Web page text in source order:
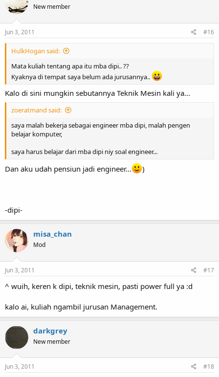
New member
Jun 3, 2011 #16
HulkHogan said:
Mata kuliah tentang apa itu mba dipi.. ??
Kyaknya di tempat saya belum ada jurusannya..
Kalo di sini mungkin sebutannya Teknik Mesin kali ya...
zoeratmand said:
saya malah bekerja sebagai engineer mba dipi, malah pengen
belajar komputer,
saya harus belajar dari mba dipi niy soal engineer...
Dan aku udah pensiun jadi engineer... )
-dipi-
misa_chan
Mod
Jun 3, 2011 #17
^ wuih, keren k dipi, teknik mesin, pasti power full ya :d
kalo ai, kuliah ngambil jurusan Management.
darkgrey
New member
Jun 3, 2011 #18